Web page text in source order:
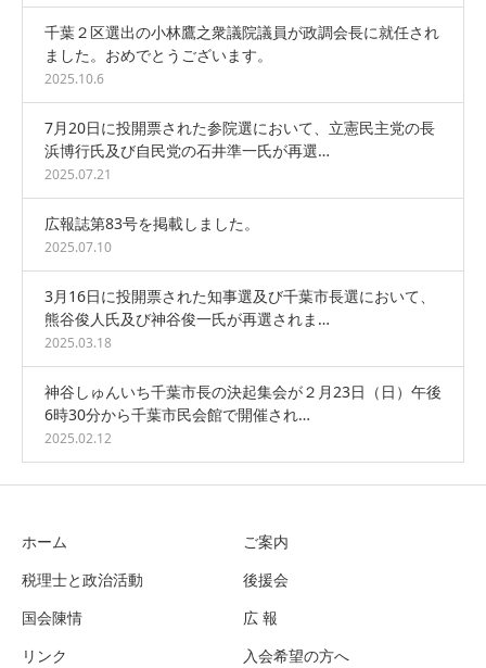
千葉２区選出の小林鷹之衆議院議員が政調会長に就任され
ました。おめでとうございます。
2025.10.6
7月20日に投開票された参院選において、立憲民主党の長
浜博行氏及び自民党の石井準一氏が再選…
2025.07.21
広報誌第83号を掲載しました。
2025.07.10
3月16日に投開票された知事選及び千葉市長選において、
熊谷俊人氏及び神谷俊一氏が再選されま…
2025.03.18
神谷しゅんいち千葉市長の決起集会が２月23日（日）午後
6時30分から千葉市民会館で開催され…
2025.02.12
ホーム
ご案内
税理士と政治活動
後援会
国会陳情
広 報
リンク
入会希望の方へ